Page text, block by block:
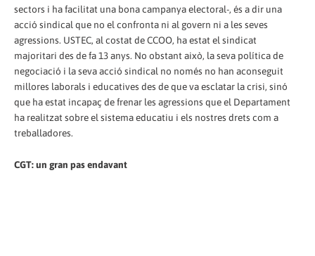
sectors i ha facilitat una bona campanya electoral-, és a dir una
acció sindical que no el confronta ni al govern ni a les seves
agressions. USTEC, al costat de CCOO, ha estat el sindicat
majoritari des de fa 13 anys. No obstant això, la seva política de
negociació i la seva acció sindical no només no han aconseguit
millores laborals i educatives des de que va esclatar la crisi, sinó
que ha estat incapaç de frenar les agressions que el Departament
ha realitzat sobre el sistema educatiu i els nostres drets com a
treballadores.
CGT: un gran pas endavant